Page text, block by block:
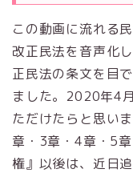
この動画に流れる
改正民法を音声化
正民法の条文を目
ました。2020年4
ただけたらと思い
章・3章・4章・5
権』以後は、近日